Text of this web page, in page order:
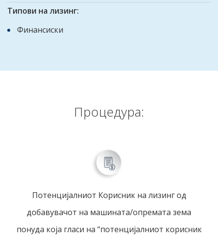
Типови на лизинг:
Финансиски
Процедура:
Потенцијалниот Корисник на лизинг од
добавувачот на машината/опремата зема
понуда која гласи на “потенцијалниот корисник